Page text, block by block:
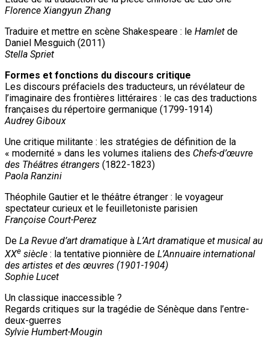
Florence Xiangyun Zhang
Traduire et mettre en scène Shakespeare : le Hamlet de
Daniel Mesguich (2011)
Stella Spriet
Formes et fonctions du discours critique
Les discours préfaciels des traducteurs, un révélateur de
l’imaginaire des frontières littéraires : le cas des traductions
françaises du répertoire germanique (1799-1914)
Audrey Giboux
Une critique militante : les stratégies de définition de la
« modernité » dans les volumes italiens des Chefs-d’œuvre
des Théâtres étrangers (1822-1823)
Paola Ranzini
Théophile Gautier et le théâtre étranger : le voyageur
spectateur curieux et le feuilletoniste parisien
Françoise Court-Perez
De La Revue d’art dramatique à L’Art dramatique et musical au
XXe siècle : la tentative pionnière de L’Annuaire international
des artistes et des œuvres (1901-1904)
Sophie Lucet
Un classique inaccessible ?
Regards critiques sur la tragédie de Sénèque dans l’entre-
deux-guerres
Sylvie Humbert-Mougin